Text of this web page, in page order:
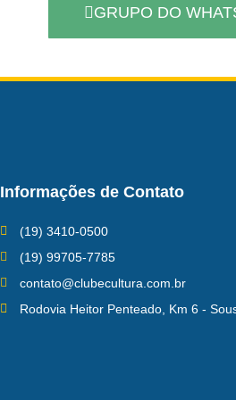
GRUPO DO
Informações de Contato
(19) 3410-0500
(19) 99705-7785
contato@clubecultura.com.br
Rodovia Heitor Penteado, Km 6 -